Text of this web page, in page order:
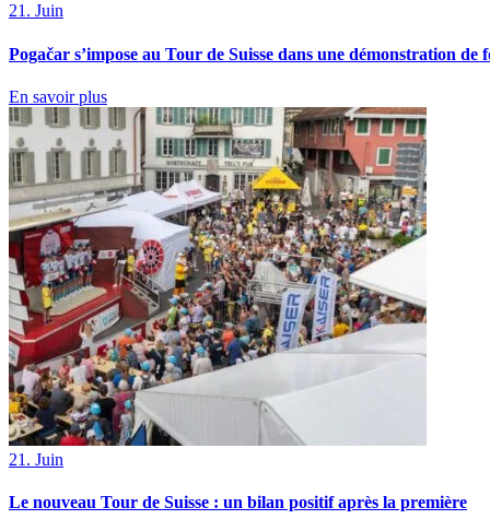
21. Juin
Pogačar s’impose au Tour de Suisse dans une démonstration de
En savoir plus
21. Juin
Le nouveau Tour de Suisse : un bilan positif après la première